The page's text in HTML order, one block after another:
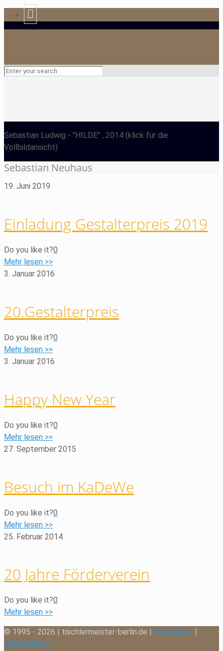
Sebastian Ludwig - "HILDE" , 2014 (klick für die
Vollbildansicht)
Sebastian Neuhaus
19. Juni 2019
Einladung Gestalterpreis 2019
Do you like it?0
Mehr lesen >>
3. Januar 2016
20.Gestalterpreis
Do you like it?0
Mehr lesen >>
3. Januar 2016
Happy New Year
Do you like it?0
Mehr lesen >>
27. September 2015
Besuch im KaDeWe
Do you like it?0
Mehr lesen >>
25. Februar 2014
20 Jahre Förderverein
Do you like it?0
Mehr lesen >>
© 1995 - 2026 | tischlermeister-berlin.de | Impressum
Datenschutz